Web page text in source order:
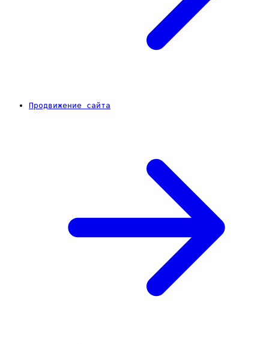
Продвижение сайта